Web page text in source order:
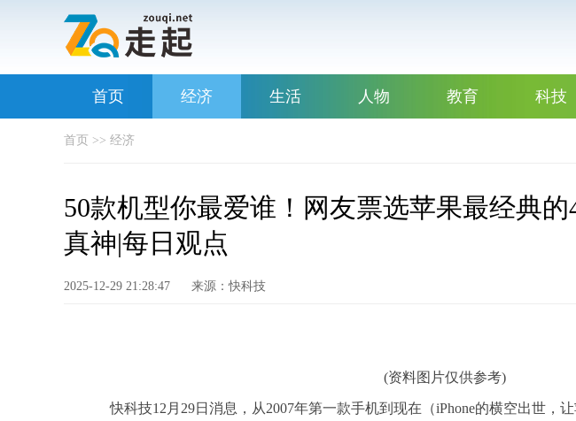
首页 经济 生活 人物 教育 科技
首页 >> 经济
50款机型你最爱谁！网友票选苹果最经典
真神|每日观点
2025-12-29 21:28:47 来源：快科技
(资料图片仅供参考)
快科技12月29日消息，从2007年第一款手机到现在（iPhone的横空出世，